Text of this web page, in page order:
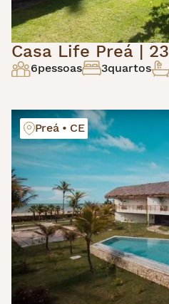
Casa Life Preá | 23
6pessoas 3quartos
Preá • CE